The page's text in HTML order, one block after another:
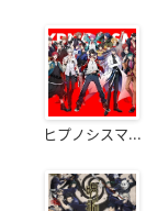
ヒプノシスマ...